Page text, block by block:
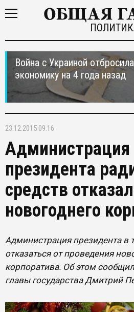
Война с Украиной
экономику на 4 года назад
23.12.2015 09:16
Администрация
президента
средств
новогоднего
Администрация президента в
отказаться от проведения
корпоратива. Об этом
главы государства Дмитрий